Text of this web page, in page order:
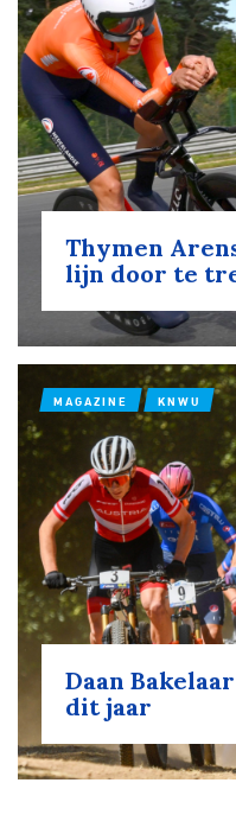
Over ons
Lid worden
Thymen
lijn door te
MAGAZINE KNWU
Daan
dit jaar
Pumptrack